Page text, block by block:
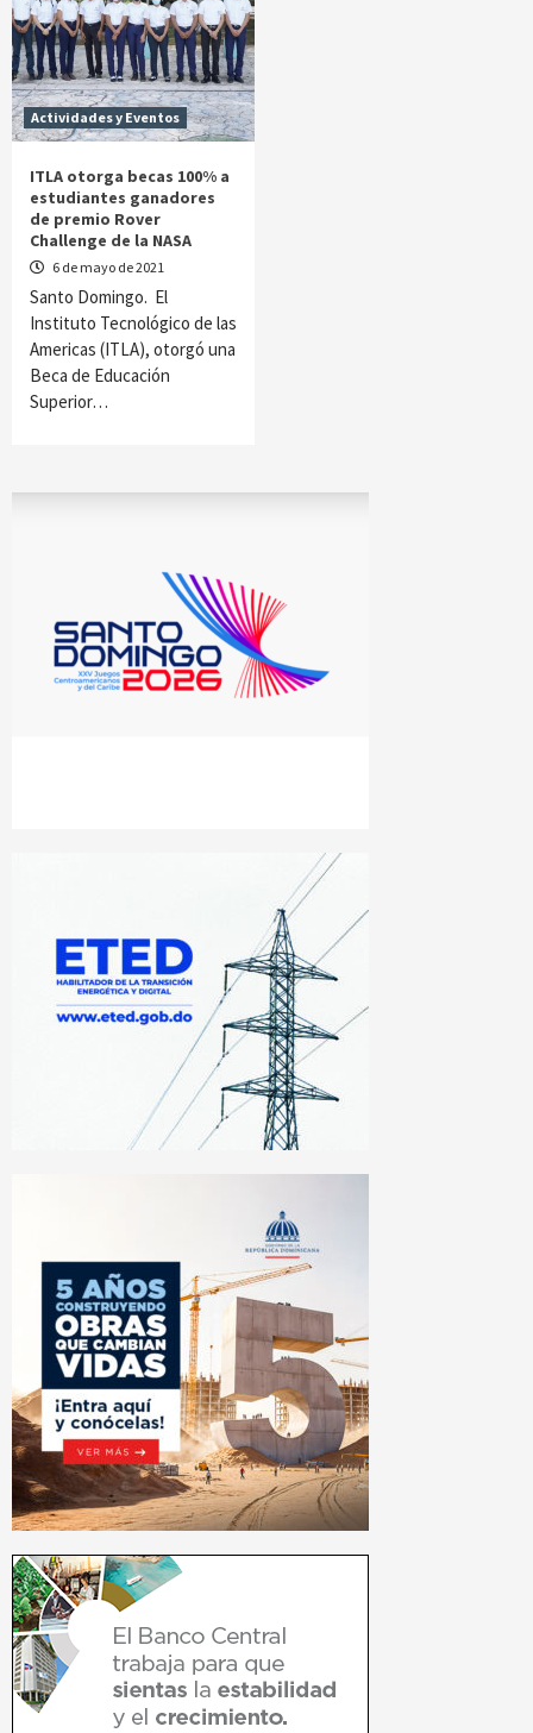
Actividades y Eventos
ITLA otorga becas 100% a
estudiantes ganadores
de premio Rover
Challenge de la NASA
6 de mayo de 2021
Santo Domingo. El
Instituto Tecnológico de las
Americas (ITLA), otorgó una
Beca de Educación
Superior…